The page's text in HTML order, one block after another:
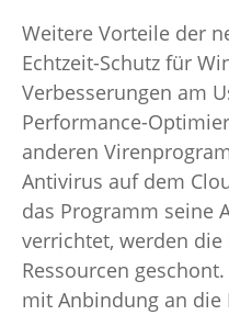
Weitere Vorteile der
Echtzeit-Schutz für
Verbesserungen am
Performance-
anderen
Antivirus auf dem
das Programm seine
verrichtet, werden die
Ressourcen
mit Anbindung an die